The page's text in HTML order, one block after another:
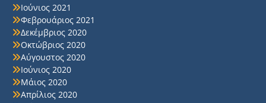
Ιούνιος 2021
Φεβρουάριος 2021
Δεκέμβριος 2020
Οκτώβριος 2020
Αύγουστος 2020
Ιούνιος 2020
Μάιος 2020
Απρίλιος 2020